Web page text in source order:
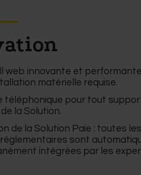
web innovante et
matérielle requise.
téléphonique pour tout
de la Solution.
de la Solution Paie : toutes les
sont
intégrées par les